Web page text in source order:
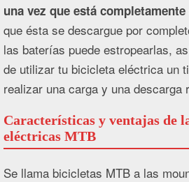
una vez que está
que ésta se descargue por
las baterías puede estropearlas,
de utilizar tu bicicleta eléctrica un
realizar una carga y una descarga
Características y ventajas de
eléctricas MTB
Se llama bicicletas MTB a las